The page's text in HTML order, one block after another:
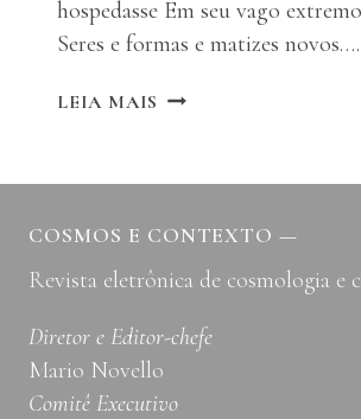
hospedasse Em seu vago
Seres e formas e matizes novos….
LEIA MAIS JORGE
LÓGICAS
LUIZ
COELHO
SAMPAIO
COSMOS E CONTEXTO—
Revista eletrônica de cosmologia e
Diretor e Editor-chefe
Mario Novello
Comitê Executivo